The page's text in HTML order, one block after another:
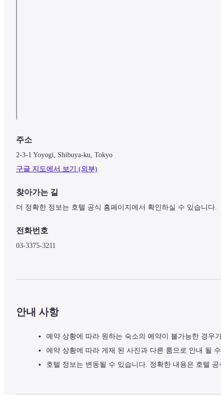
주소
2-3-1 Yoyogi, Shibuya-ku, Tokyo
구글 지도에서 보기 (외부)
찾아가는 길
더 정확한 정보는 호텔 공식 홈페이지에서 확인하실 수 있습니다.
전화번호
03-3375-3211
안내 사항
예약 상황에 따라 원하는 숙소의 예약이 불가능한 경우
예약 상황에 따라 게재 된 사진과 다른 룸으로 안내 될
호텔 정보는 변동될 수 있습니다. 정확한 내용은 호텔